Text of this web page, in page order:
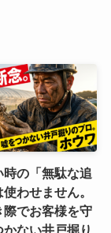
時の「無駄な追
わせません。
際でお客様を守
ない井戸掘り